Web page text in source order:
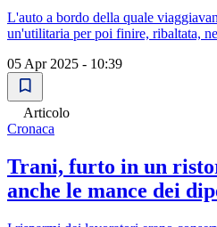
L'auto a bordo della quale
un'utilitaria per poi finire, ribaltata,
05 Apr 2025 - 10:39
Articolo
Cronaca
Trani, furto in un
anche le mance dei